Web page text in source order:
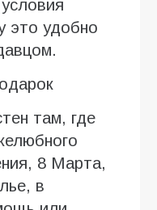
это удобно
там, где
8 Марта,
в